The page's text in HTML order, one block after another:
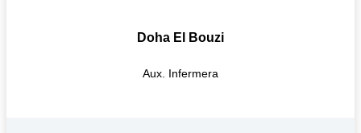
Doha El Bouzi
Aux. Infermera